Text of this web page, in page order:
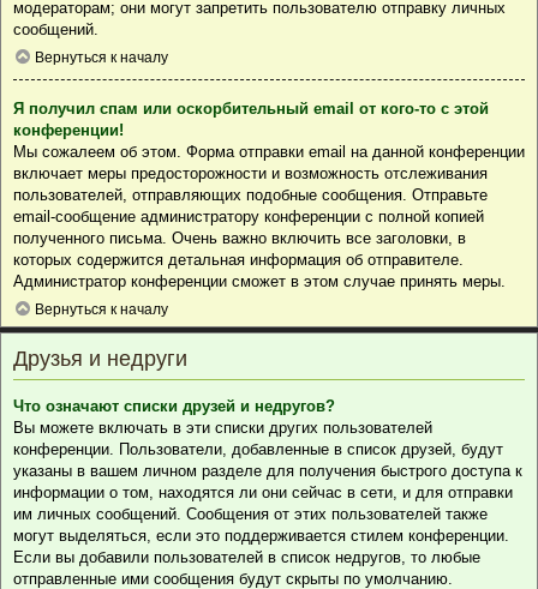
модераторам; они могут запретить пользователю отправку личных
сообщений.
Вернуться к началу
Я получил спам или оскорбительный email от кого-то с этой
конференции!
Мы сожалеем об этом. Форма отправки email на данной конференции
включает меры предосторожности и возможность отслеживания
пользователей, отправляющих подобные сообщения. Отправьте
email-сообщение администратору конференции с полной копией
полученного письма. Очень важно включить все заголовки, в
которых содержится детальная информация об отправителе.
Администратор конференции сможет в этом случае принять меры.
Вернуться к началу
Друзья и недруги
Что означают списки друзей и недругов?
Вы можете включать в эти списки других пользователей
конференции. Пользователи, добавленные в список друзей, будут
указаны в вашем личном разделе для получения быстрого доступа к
информации о том, находятся ли они сейчас в сети, и для отправки
им личных сообщений. Сообщения от этих пользователей также
могут выделяться, если это поддерживается стилем конференции.
Если вы добавили пользователей в список недругов, то любые
отправленные ими сообщения будут скрыты по умолчанию.